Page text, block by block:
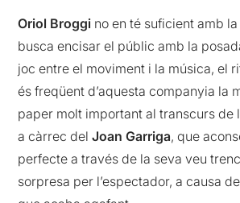
Oriol Broggi no en té suficient amb
busca encisar el públic amb la
joc entre el moviment i la música, el
és freqüent d’aquesta companyia la
paper molt important al transcurs de
a càrrec delJoan Garriga, que
perfecte a través de la seva veu
sorpresa per l’espectador, a causa